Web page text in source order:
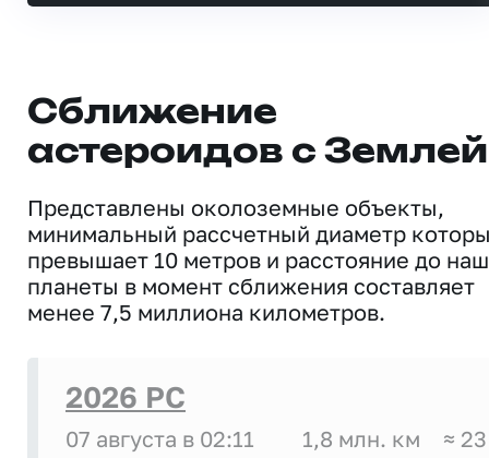
Сближение
астероидов с Землей
Представлены околоземные объекты,
минимальный рассчетный диаметр
превышает 10 метров и расстояние до
планеты в момент сближения составляет
менее 7,5 миллиона километров.
2026 PC
07 августа в 02:11 1,8 млн. км ≈